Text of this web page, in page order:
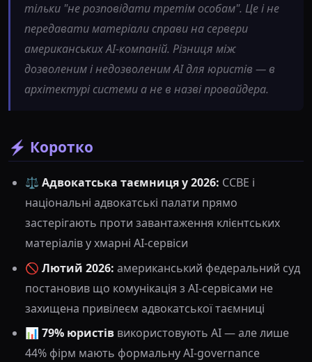
тільки "не розповідати третім особам". Це і не
передавати матеріали справи на сервери
американських AI-компаній. Різниця між
дозволеним і недозволеним AI для юристів — в
архітектурі системи а не в назві провайдера.
⚡ Коротко
⚖️ Адвокатська таємниця у 2026: CCBE і
національні адвокатські палати прямо
застерігають проти завантаження клієнтських
матеріалів у хмарні AI-сервіси
🚫 Лютий 2026: американський федеральний суд
постановив що комунікація з AI-сервісами не
захищена привілеєм адвокатської таємниці
📊 79% юристів використовують AI — але лише
44% фірм мають формальну AI-governance